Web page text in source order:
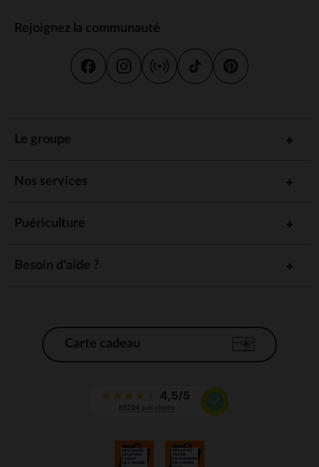
Rejoignez la communauté
Le groupe
Nos services
Puériculture
Besoin d'aide ?
Carte cadeau